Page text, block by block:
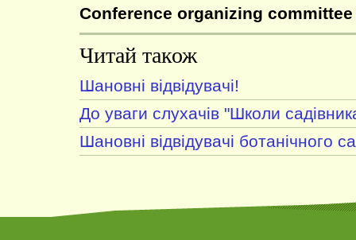
Conference organizing committee
Читай також
Шановні відвідувачі!
До уваги слухачів "Школи
Шановні відвідувачі ботанічного